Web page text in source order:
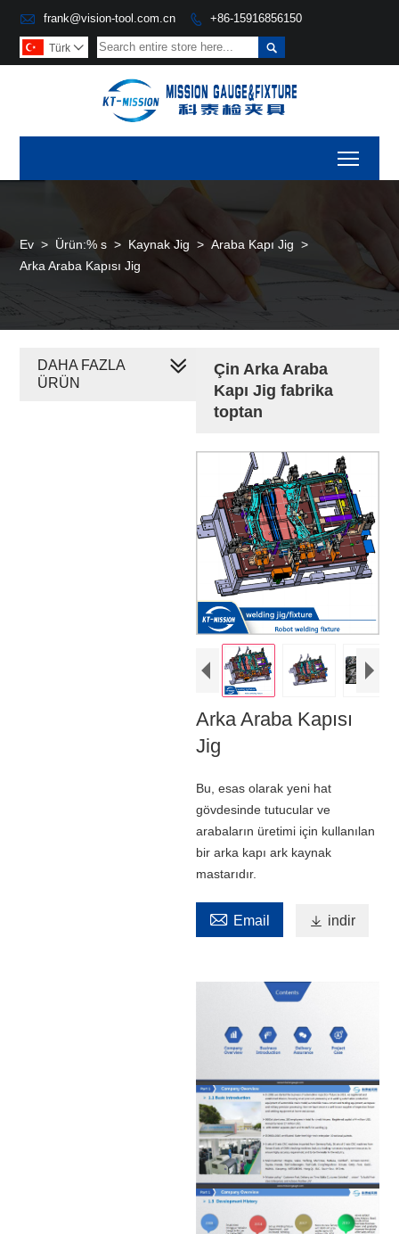
 frank@vision-tool.com.cn  +86-15916856150

Türk 
Ev > Ürün:% s > Kaynak Jig > Araba Kapı Jig >
Arka Araba Kapısı Jig
Çin Arka Araba
Kapı Jig fabrika
toptan
Arka Araba Kapısı
Jig
Bu, esas olarak yeni hat
gövdesinde tutucular ve
arabaların üretimi için kullanılan
bir arka kapı ark kaynak
mastarıdır.
 Email  indir
DAHA FAZLA
ÜRÜN